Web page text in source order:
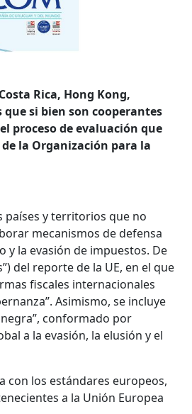
Rica, Hong Kong,
si bien son cooperantes
proceso de evaluación que
la Organización para la
países y territorios que no
mecanismos de defensa
y la evasión de impuestos. De
del reporte de la UE, en el que
fiscales internacionales
Asimismo, se incluye
conformado por
a la evasión, la elusión y el
con los estándares europeos,
a la Unión Europea